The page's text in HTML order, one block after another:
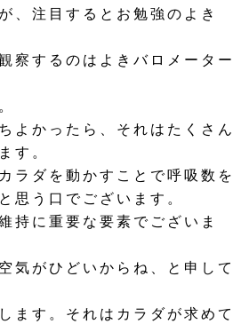
、注目するとお勉強のよき
察するのはよきバロメーター
よかったら、それはたくさん
す。
ラダを動かすことで呼吸数を
思う口でございます。
持に重要な要素でございま
気がひどいからね、と申して
ます。それはカラダが求めて